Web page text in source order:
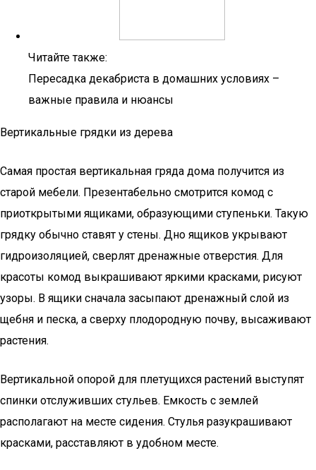
Читайте также:
Пересадка декабриста в домашних условиях –
важные правила и нюансы
Вертикальные грядки из дерева
Самая простая вертикальная гряда дома получится из
старой мебели. Презентабельно смотрится комод с
приоткрытыми ящиками, образующими ступеньки. Такую
грядку обычно ставят у стены. Дно ящиков укрывают
гидроизоляцией, сверлят дренажные отверстия. Для
красоты комод выкрашивают яркими красками, рисуют
узоры. В ящики сначала засыпают дренажный слой из
щебня и песка, а сверху плодородную почву, высаживают
растения.
Вертикальной опорой для плетущихся растений выступят
спинки отслуживших стульев. Емкость с землей
располагают на месте сидения. Стулья разукрашивают
красками, расставляют в удобном месте.